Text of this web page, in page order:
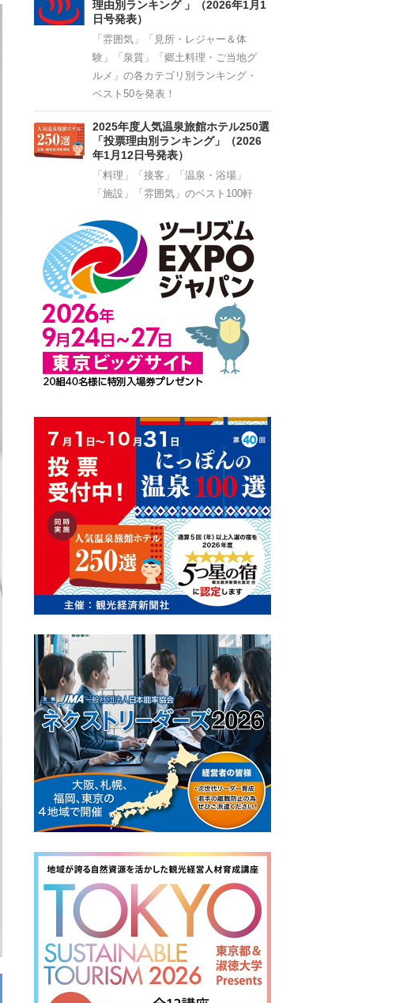
理由別ランキング 」（2026年1月1
日号発表）
「雰囲気」「見所・レジャー＆体
験」「泉質」「郷土料理・ご当地グ
ルメ」の各カテゴリ別ランキング・
ベスト50を発表！
2025年度人気温泉旅館ホテル250選
「投票理由別ランキング」（2026
年1月12日号発表）
「料理」「接客」「温泉・浴場」
「施設」「雰囲気」のベスト100軒